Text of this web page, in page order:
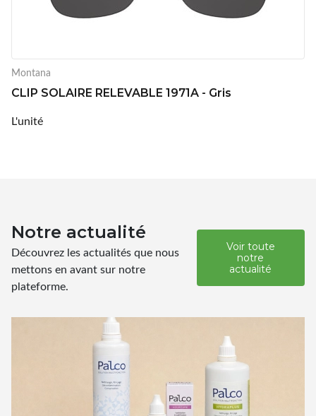
Montana
CLIP SOLAIRE RELEVABLE 1971A - Gris
L'unité
Notre actualité
Découvrez les actualités que nous
mettons en avant sur notre
plateforme.
Voir toute
notre
actualité